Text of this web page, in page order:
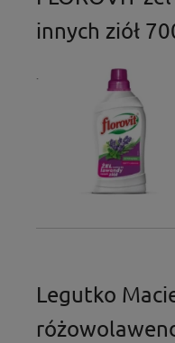
innych ziół
Legutko